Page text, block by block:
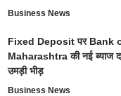
Business News
Fixed Deposit पर Bank
Maharashtra की नई ब्याज
उमड़ी भीड़
Business News